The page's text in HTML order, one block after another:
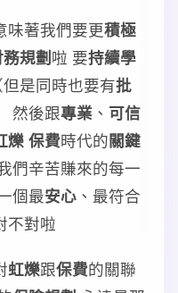
味著我們要更積極
務規劃啦 要持續學
是同時也要有批
然後跟專業 、 可信
爍 保費時代的關鍵
們辛苦賺來的每一
個最安心 、最符合
不對啦
虹爍跟保費的關聯